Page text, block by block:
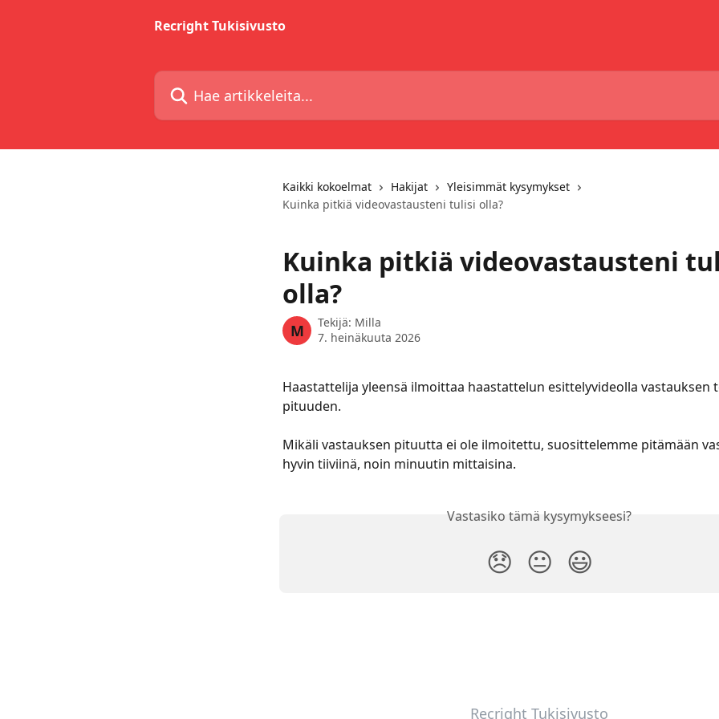
Recright Tukisivusto
Hae artikkeleita...
Kaikki kokoelmat Hakijat
Yleisimmät kysymykset
Kuinka pitkiä videovastausteni tulisi olla?
Kuinka pitkiä videovastausteni
olla?
M Tekijä: Milla
7. heinäkuuta 2026
Haastattelija yleensä ilmoittaa haastattelun esittelyvideolla vastauksen
pituuden.
Mikäli vastauksen pituutta ei ole ilmoitettu, suosittelemme pitämään
hyvin tiiviinä, noin minuutin mittaisina.
Vastasiko tämä kysymykseesi?
😞 😐 😃
Recright Tukisivusto